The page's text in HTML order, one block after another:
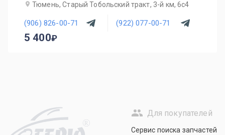
Тюмень, Старый Тобольский тракт, 3-й км, 6с4
(906) 826-00-71 (922) 077-00-71
5 400
R
Для покупателей
Сервис поиска запчастей